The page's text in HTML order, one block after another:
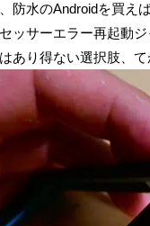
防水のAndroidを買え
ッサーエラー再起動
あり得ない選択肢、て